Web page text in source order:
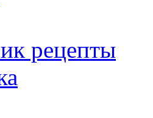
рецепты